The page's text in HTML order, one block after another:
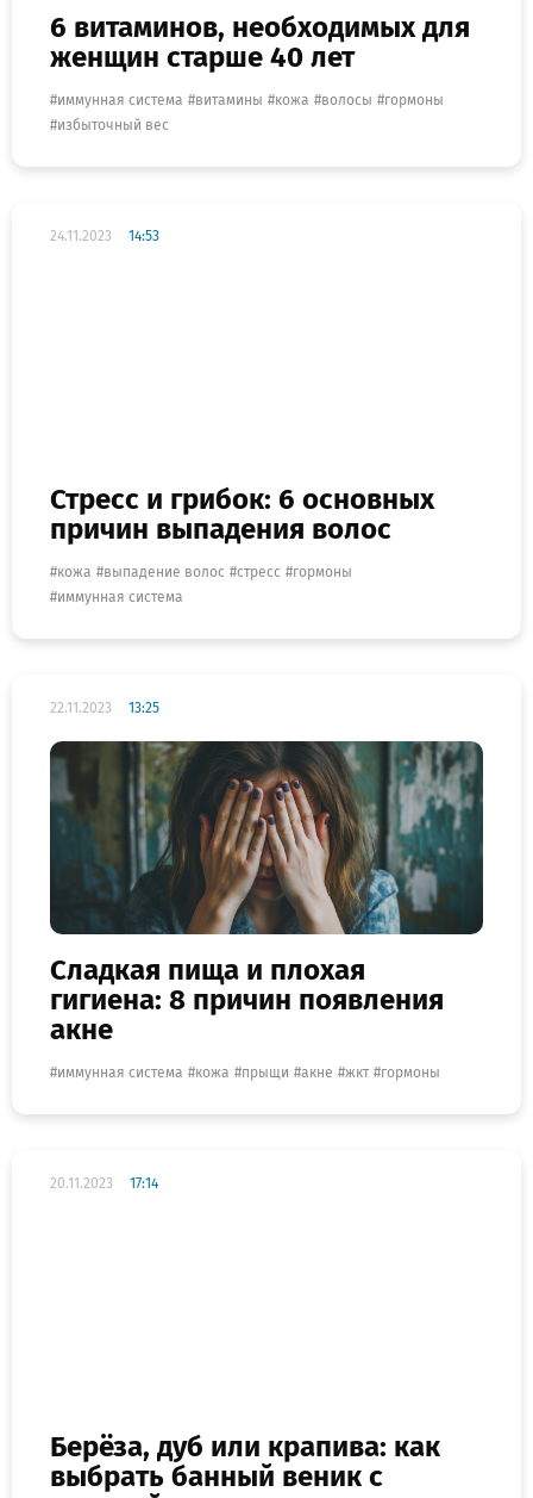
6 витаминов, необходимых для
женщин старше 40 лет
иммунная система витамины кожа волосы
гормоны
избыточный вес
24.11.2023 14:53
Стресс и грибок: 6 основных
причин выпадения волос
кожа выпадение волос стресс
гормоны
иммунная система
22.11.2023 13:25
Сладкая пища и плохая
гигиена: 8 причин появления
акне
иммунная система кожа прыщи акне жкт гормоны
20.11.2023 17:14
Берёза, дуб или крапива: как
выбрать банный веник с